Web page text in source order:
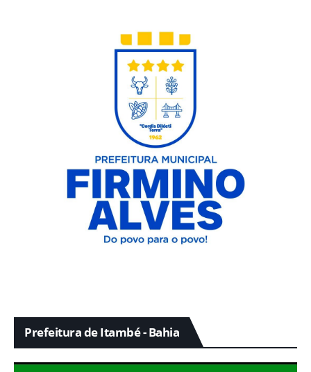
Prefeitura de Itambé - Bahia